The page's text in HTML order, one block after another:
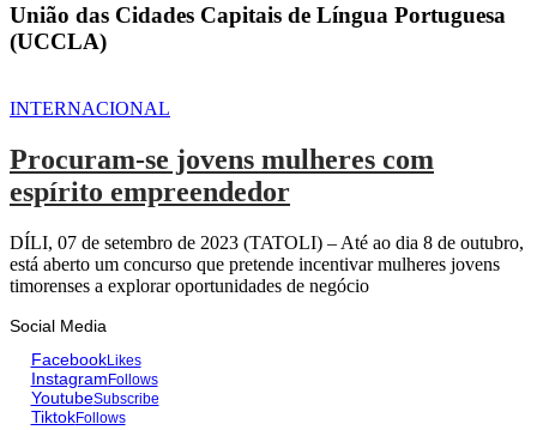
União das Cidades Capitais de Língua Portuguesa
(UCCLA)
INTERNACIONAL
Procuram-se jovens mulheres com
espírito empreendedor
DÍLI, 07 de setembro de 2023 (TATOLI) – Até ao dia 8 de outubro,
está aberto um concurso que pretende incentivar mulheres jovens
timorenses a explorar oportunidades de negócio
Social Media
FacebookLikes
InstagramFollows
YoutubeSubscribe
TiktokFollows